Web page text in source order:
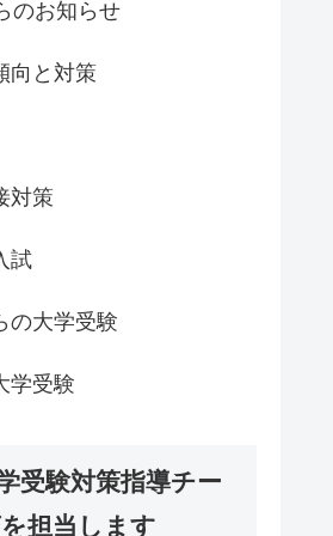
のお知らせ
向と対策
対策
試
の大学受験
学受験
受験対策指導チー
担当します